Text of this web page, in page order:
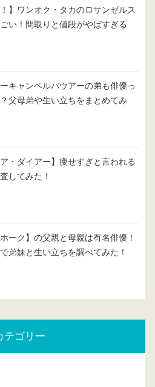
！】ワンオク・タカのロサンゼルス
い！間取りと値段がやばすぎる
キャンベルバウアーの弟も俳優っ
父母弟や生い立ちをまとめてみ
ア・ダイアー】痩せすぎと言われる
してみた！
ホーク】の父親と母親は有名俳優！
弟妹と生い立ちを調べてみた！
テゴリー